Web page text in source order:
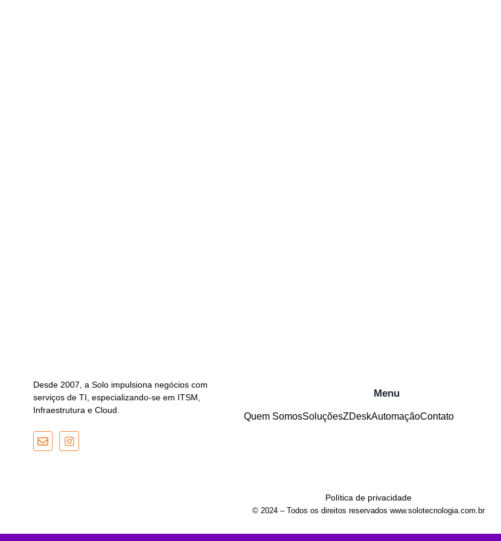
Desde 2007, a Solo impulsiona negócios com
serviços de TI, especializando-se em ITSM,
Infraestrutura e Cloud.
Menu
Quem SomosSoluçõesZDeskAutomaçãoContato
Política de privacidade
© 2024 – Todos os direitos reservados www.solotecnologia.com.br